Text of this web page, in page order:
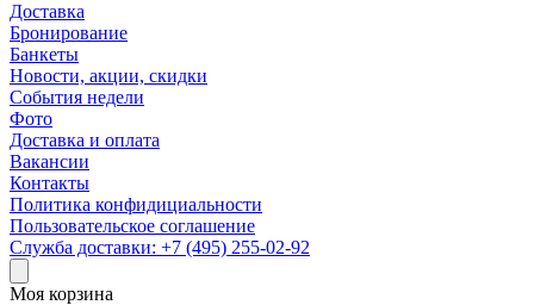
Доставка
Бронирование
Банкеты
Новости, акции, скидки
События недели
Фото
Доставка и оплата
Вакансии
Контакты
Политика конфидициальности
Пользовательское соглашение
Служба доставки: +7 (495) 255-02-92
Моя корзина